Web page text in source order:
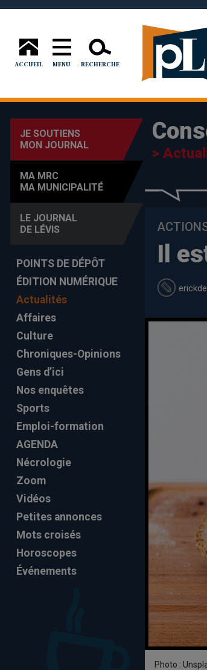
ACCUEIL MENU RECHERCHE
JE SOUTIENS
MON JOURNAL
MA MRC
MA MUNICIPALITÉ
LE JOURNAL
DE LÉVIS
POINTS DE DÉPÔT
ÉDITION NUMÉRIQUE
Actualités
Affaires
Culture
Chroniques-Opinions
Gens d’ici
Nos enquêtes
Sports
Emploi-formation
AGENDA
Nécrologie
Zoom
Vidéos
Petites annonces
Mots croisés
Horoscopes
Événements
>
Il
Photo :